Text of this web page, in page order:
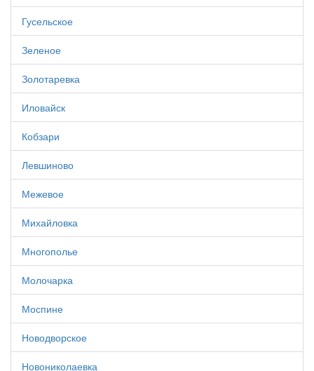
Гусельское
Зеленое
Золотаревка
Иловайск
Кобзари
Левшиново
Межевое
Михайловка
Многополье
Молочарка
Моспине
Новодворское
Новониколаевка